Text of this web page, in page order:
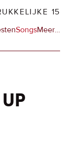
15
SongsMeerop
…